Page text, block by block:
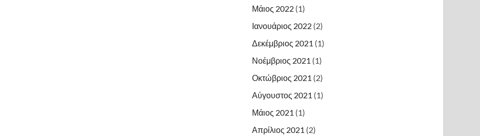
Μάιος 2022 (1)
Ιανουάριος 2022 (2)
Δεκέμβριος 2021 (1)
Νοέμβριος 2021 (1)
Οκτώβριος 2021 (2)
Αύγουστος 2021 (1)
Μάιος 2021 (1)
Απρίλιος 2021 (2)